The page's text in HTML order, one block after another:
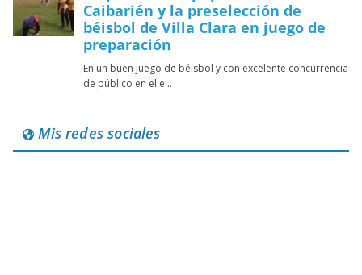
Mis redes sociales